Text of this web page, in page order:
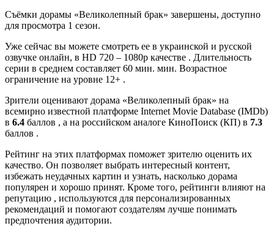
Съёмки дорамы «Великолепный брак» завершены, доступно
для просмотра 1 сезон.
Уже сейчас вы можете смотреть ее в украинской и русской
озвучке онлайн, в HD 720 – 1080p качестве . Длительность
серии в среднем составляет 60 мин. мин. Возрастное
ограничение на уровне 12+ .
Зрители оценивают дорама «Великолепный брак» на
всемирно известной платформе Internet Movie Database (IMDb)
в 6.4 баллов , а на российском аналоге КиноПоиск (КП) в 7.3
баллов .
Рейтинг на этих платформах поможет зрителю оценить их
качество. Он позволяет выбрать интересный контент,
избежать неудачных картин и узнать, насколько дорама
популярен и хорошо принят. Кроме того, рейтинги влияют на
репутацию , используются для персонализированных
рекомендаций и помогают создателям лучше понимать
предпочтения аудитории.